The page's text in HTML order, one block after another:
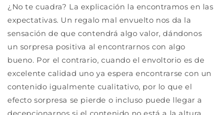
¿No te cuadra? La explicación la encontramos en las
expectativas. Un regalo mal envuelto nos da la
sensación de que contendrá algo valor, dándonos
un sorpresa positiva al encontrarnos con algo
bueno. Por el contrario, cuando el envoltorio es de
excelente calidad uno ya espera encontrarse con un
contenido igualmente cualitativo, por lo que el
efecto sorpresa se pierde o incluso puede llegar a